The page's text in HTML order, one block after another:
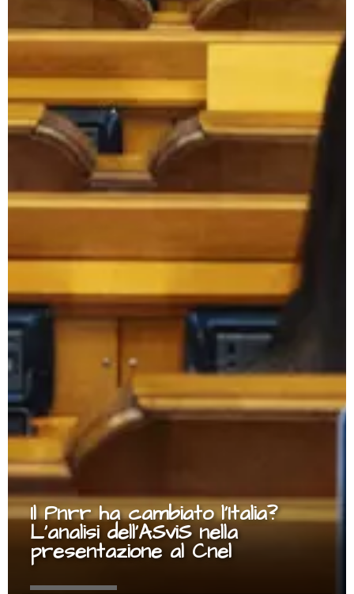
Il Pnrr ha cambiato l’Italia?
L’analisi dell’ASviS nella
presentazione al Cnel